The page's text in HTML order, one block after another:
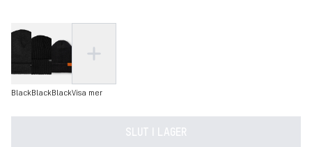
BlackBlackBlackVisa mer
SLUT I LAGER